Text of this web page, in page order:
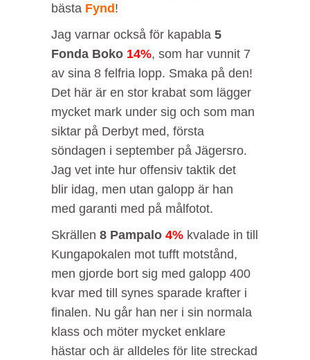
bästa Fynd!
Jag varnar också för kapabla 5
Fonda Boko 14%, som har vunnit 7
av sina 8 felfria lopp. Smaka på den!
Det här är en stor krabat som lägger
mycket mark under sig och som man
siktar på Derbyt med, första
söndagen i september på Jägersro.
Jag vet inte hur offensiv taktik det
blir idag, men utan galopp är han
med garanti med på målfotot.
Skrällen 8 Pampalo 4% kvalade in till
Kungapokalen mot tufft motstånd,
men gjorde bort sig med galopp 400
kvar med till synes sparade krafter i
finalen. Nu går han ner i sin normala
klass och möter mycket enklare
hästar och är alldeles för lite streckad